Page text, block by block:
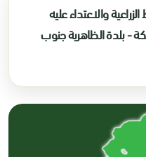
والاعتداء عليه
- بلدة الظاهرية جنوب